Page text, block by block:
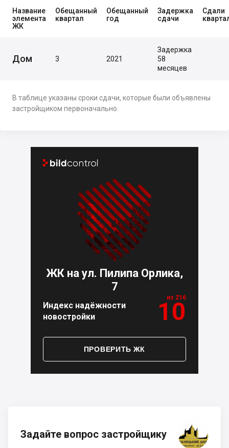
Название
элемента
ЖК
Обещанный
квартал
Обещанный
год
Задержка
сдачи
Сдали
Дом 3 2021
Задержка
58
месяцев
В таблице указаны сроки сдачи, которые были объявлены
застройщиком первоначально.
 
ЖК на ул. Пилипа Орлика,
7
Индекс надёжности
новостройки
из 216
10
ПРОВЕРИТЬ ЖК
Задайте вопрос застройщику